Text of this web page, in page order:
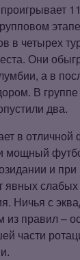
в четырех
Они
а в
В
два.
в отличной
мощный
и при
явных
Ничья с
из правил –
части